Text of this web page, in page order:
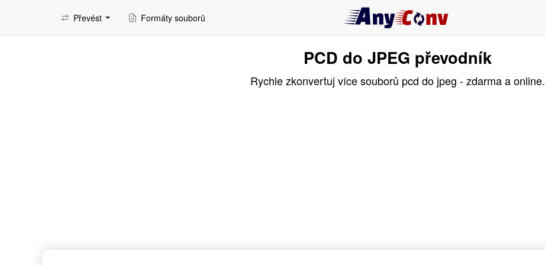
Převést Formáty souborů
PCD do JPEG převodník
Rychle zkonvertuj více souborů pcd do jpeg - zdarma a online.